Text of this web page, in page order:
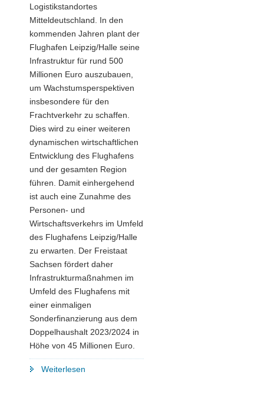
Logistikstandortes
Mitteldeutschland. In den
kommenden Jahren plant der
Flughafen Leipzig/Halle seine
Infrastruktur für rund 500
Millionen Euro auszubauen,
um Wachstumsperspektiven
insbesondere für den
Frachtverkehr zu schaffen.
Dies wird zu einer weiteren
dynamischen wirtschaftlichen
Entwicklung des Flughafens
und der gesamten Region
führen. Damit einhergehend
ist auch eine Zunahme des
Personen- und
Wirtschaftsverkehrs im Umfeld
des Flughafens Leipzig/Halle
zu erwarten. Der Freistaat
Sachsen fördert daher
Infrastrukturmaßnahmen im
Umfeld des Flughafens mit
einer einmaligen
Sonderfinanzierung aus dem
Doppelhaushalt 2023/2024 in
Höhe von 45 Millionen Euro.
Weiterlesen